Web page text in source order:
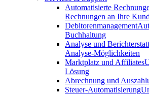
Automatisierte
Rechnungen an Ihre
Debitorenmanagement
Buchhaltung
Analyse und
Analyse-Möglichkeiten
Marktplatz und Affiliates
Lösung
Abrechnung und
Steuer-Automatisierung